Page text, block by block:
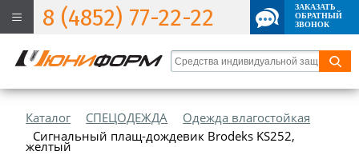
8 (4852) 77-22-22
ЗАКАЗАТЬ
ОБРАТНЫЙ
ЗВОНОК
Каталог СПЕЦОДЕЖДА
Одежда влагостойкая
Сигнальный плащ-дождевик Brodeks KS252,
желтый